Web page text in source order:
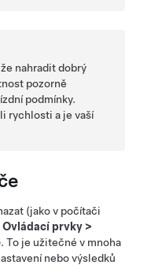
nahradit dobrý
pozorně
podmínky.
rychlosti a je vaší
(jako v počítači
Ovládací prvky >
. To je užitečné v mnoha
nebo výsledků